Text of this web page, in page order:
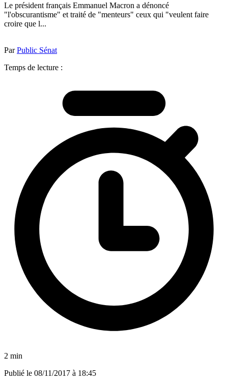
Le président français Emmanuel Macron a dénoncé
"l'obscurantisme" et traité de "menteurs" ceux qui "veulent faire
croire que l...
ParPublic Sénat
Temps de lecture :
2 min
Publié le 08/11/2017 à 18:45